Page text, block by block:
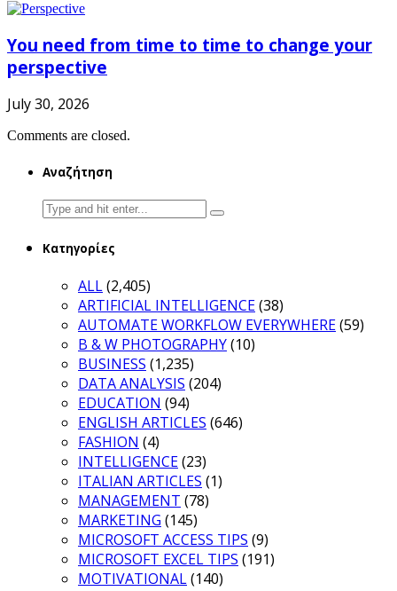
You need from time to time to change your
perspective
July 30, 2026
Comments are closed.
Αναζήτηση
Search
for:
Κατηγορίες
ALL(2,405)
ARTIFICIAL INTELLIGENCE(38)
AUTOMATE WORKFLOW EVERYWHERE(59)
B & W PHOTOGRAPHY(10)
BUSINESS (1,235)
DATA ANALYSIS (204)
EDUCATION (94)
ENGLISH ARTICLES (646)
FASHION (4)
INTELLIGENCE(23)
ITALIAN ARTICLES (1)
MANAGEMENT (78)
MARKETING (145)
MICROSOFT ACCESS TIPS (9)
MICROSOFT EXCEL TIPS (191)
MOTIVATIONAL(140)